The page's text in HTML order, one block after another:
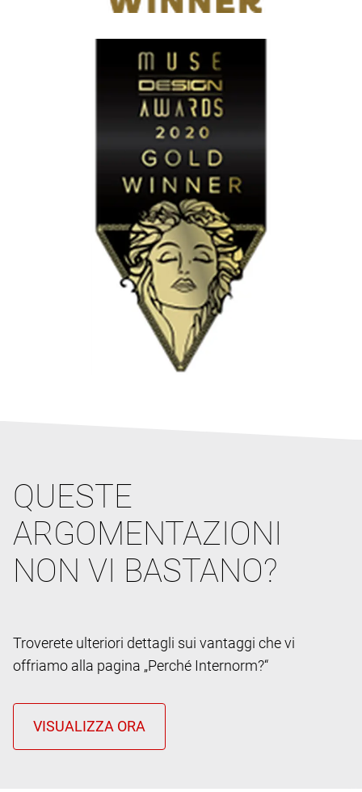
QUESTE
ARGOMENTAZIONI
NON VI BASTANO?
Troverete ulteriori dettagli sui vantaggi che vi
offriamo alla pagina „Perché Internorm?“